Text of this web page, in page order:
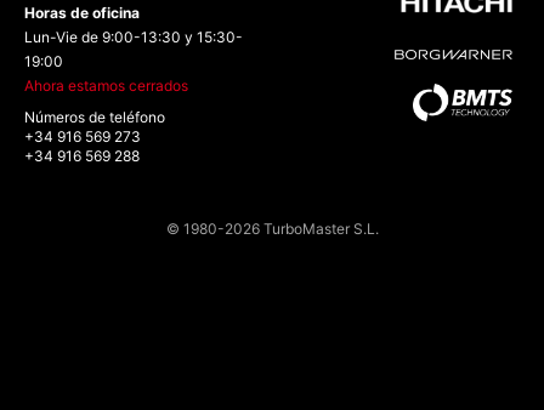
Horas de oficina
Lun-Vie de 9:00-13:30 y 15:30-
19:00
Ahora estamos cerrados
Números de teléfono
+34 916 569 273
+34 916 569 288
© 1980-2026 TurboMaster S.L.